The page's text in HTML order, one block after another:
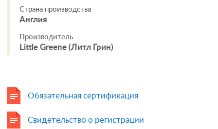
Страна производства
Англия
Производитель
Little Greene (Литл Грин)
Обязательная сертификация
Свидетельство о регистрации